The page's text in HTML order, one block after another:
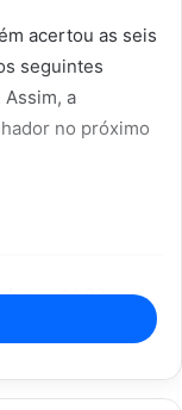
acertou as seis
seguintes
a
no próximo
em R$ 33
a mansão